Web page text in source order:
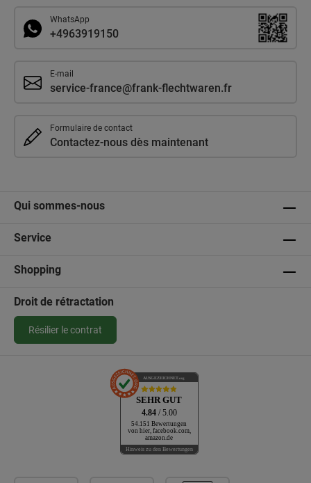
WhatsApp
+4963919150
E-mail
service-france@frank-flechtwaren.fr
Formulaire de contact
Contactez-nous dès maintenant
Qui sommes-nous
Service
Shopping
Droit de rétractation
Résilier le contrat
AUSGEZEICHNET.org
SEHR GUT
4.84 / 5.00
54.151 Bewertungen
von hier, facebook.com,
amazon.de
Hinweis zu den Bewertungen